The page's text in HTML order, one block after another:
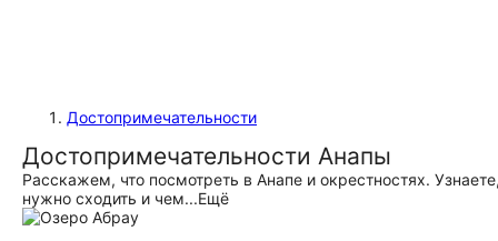
Достопримечательности
Достопримечательности Анапы
Расскажем, что посмотреть в Анапе и окрестностях.
нужно сходить и чем...Ещё